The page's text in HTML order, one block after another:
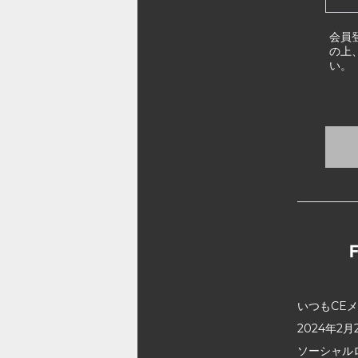
会員
の上
い。
いつもCE
2024年2月
ソーシャ